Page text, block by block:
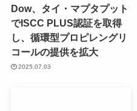
Dow、タイ・マプタプット
でISCC PLUS認証を取得
し、循環型プロピレングリ
コールの提供を拡大
2025.07.03